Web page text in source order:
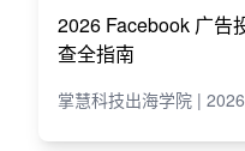
2026 Facebook 广告
查全指南
掌慧科技出海学院 |